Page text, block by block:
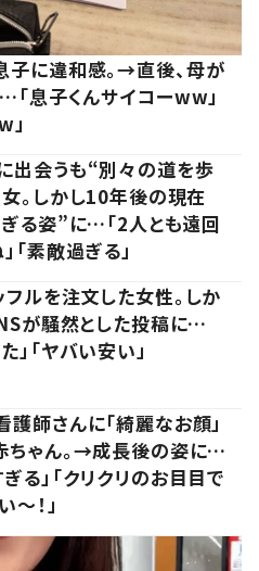
に違和感。→直後、母が
「息子くんサイコーww」
出会うも“別々の道を歩
。しかし10年後の現在
る姿”に…「2人とも遠回
「素敵過ぎる」
ルを注文した女性。しか
が騒然とした投稿に…
」「ヤバい安い」
師さんに「綺麗なお顔」
ちゃん。→成長後の姿に…
る」「クリクリのお目目で
～！」